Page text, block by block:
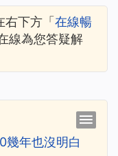
下方「 在線暢
線為您答疑解
幾年也沒明白